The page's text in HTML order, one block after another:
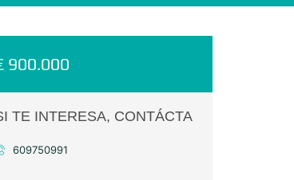
900.000
TE INTERESA, CONTÁCTA
609750991